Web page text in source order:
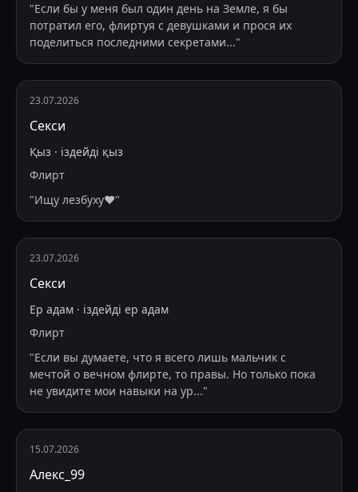
"Если бы у меня был один день на Земле, я бы
потратил его, флиртуя с девушками и прося их
поделиться последними секретами..."
23.07.2026
Секси
Қыз · іздейді қыз
Флирт
"Ищу лезбуху❤️"
23.07.2026
Секси
Ер адам · іздейді ер адам
Флирт
"Если вы думаете, что я всего лишь мальчик с
мечтой о вечном флирте, то правы. Но только пока
не увидите мои навыки на ур..."
15.07.2026
Алекс_99